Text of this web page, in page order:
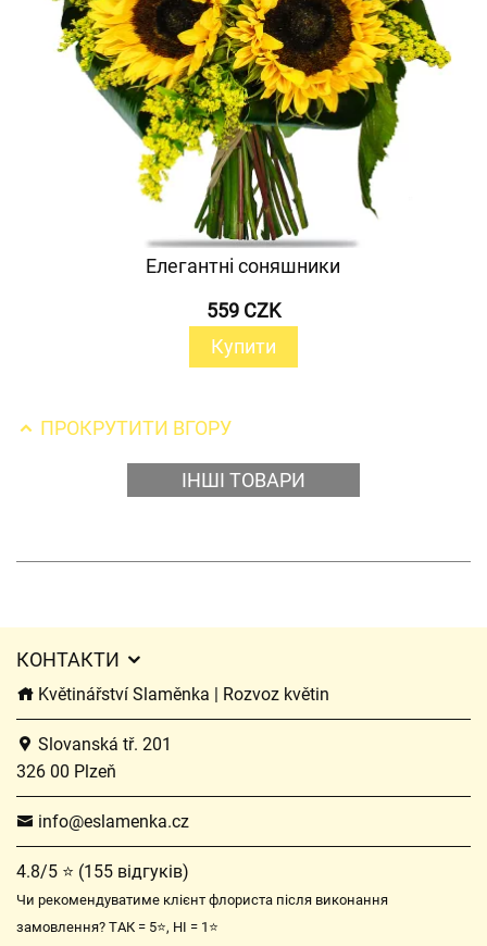
Елегантні соняшники
559 CZK
Купити
ПРОКРУТИТИ ВГОРУ
ІНШІ ТОВАРИ
КОНТАКТИ
Květinářství Slaměnka | Rozvoz květin
Slovanská tř. 201
326 00 Plzeň
info@eslamenka.cz
4.8/5 ⭐ (155 відгуків)
Чи рекомендуватиме клієнт флориста після виконання
замовлення? ТАК = 5⭐, НІ = 1⭐